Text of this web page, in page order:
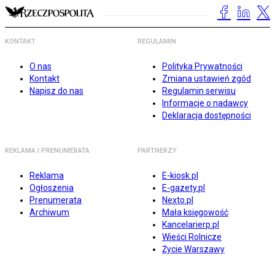
KONTAKT
O nas
Kontakt
Napisz do nas
REGULAMIN
Polityka Prywatności
Zmiana ustawień zgód
Regulamin serwisu
Informacje o nadawcy
Deklaracja dostępności
REKLAMA I PRENUMERATA
Reklama
Ogłoszenia
Prenumerata
Archiwum
PARTNERZY
E-kiosk.pl
E-gazety.pl
Nexto.pl
Mała księgowość
Kancelarierp.pl
Wieści Rolnicze
Życie Warszawy